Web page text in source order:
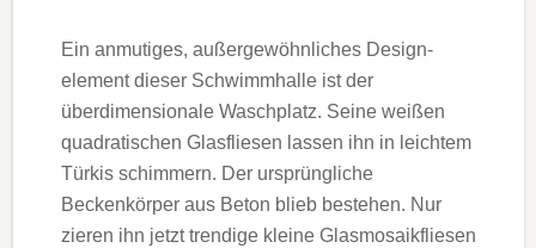
Ein anmutiges, außergewöhnliches Design­­
element dieser Schwimmhalle ist der
überdimensionale Waschplatz. Seine weißen
quadratischen Glasfliesen lassen ihn in leichtem
Türkis schimmern. Der ursprüngliche
Beckenkörper aus Beton blieb bestehen. Nur
zieren ihn jetzt trendige kleine Glas­mo­saik­flie­sen